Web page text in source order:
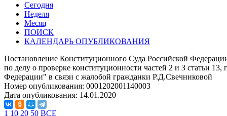
Сегодня
Неделя
Месяц
ПОИСК
КАЛЕНДАРЬ ОПУБЛИКОВАНИЯ
Постановление Конституционного Суда Российской
по делу о проверке конституционности частей 2 и 3 статьи
Федерации" в связи с жалобой гражданки Р.Д.Свечниковой
Номер опубликования: 0001202001140003
Дата опубликования: 14.01.2020
1 10 20 50 ВСЕ